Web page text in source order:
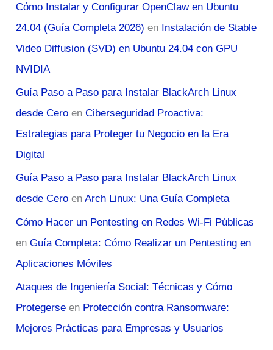
Cómo Instalar y Configurar OpenClaw en Ubuntu
24.04 (Guía Completa 2026) en Instalación de Stable
Video Diffusion (SVD) en Ubuntu 24.04 con GPU
NVIDIA
Guía Paso a Paso para Instalar BlackArch Linux
desde Cero enCiberseguridad Proactiva:
Estrategias para Proteger tu Negocio en la Era
Digital
Guía Paso a Paso para Instalar BlackArch Linux
desde Cero enArch Linux: Una Guía Completa
Cómo Hacer un Pentesting en Redes Wi-Fi Públicas
enGuía Completa: Cómo Realizar un Pentesting en
Aplicaciones Móviles
Ataques de Ingeniería Social: Técnicas y Cómo
Protegerse en Protección contra Ransomware:
Mejores Prácticas para Empresas y Usuarios